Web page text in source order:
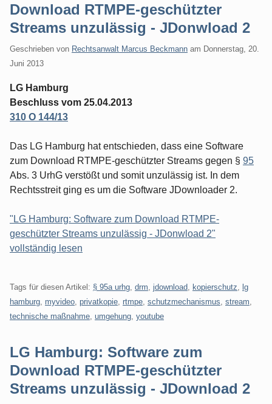
Download RTMPE-geschützter
Streams unzulässig - JDonwload 2
Geschrieben von Rechtsanwalt Marcus Beckmann am Donnerstag, 20.
Juni 2013
LG Hamburg
Beschluss vom 25.04.2013
310 O 144/13
Das LG Hamburg hat entschieden, dass eine Software
zum Download RTMPE-geschützter Streams gegen § 95
Abs. 3 UrhG verstößt und somit unzulässig ist. In dem
Rechtsstreit ging es um die Software JDownloader 2.
"LG Hamburg: Software zum Download RTMPE-
geschützter Streams unzulässig - JDonwload 2"
vollständig lesen
Tags für diesen Artikel: § 95a urhg drm jdownload kopierschutz
lg
hamburg myvideo privatkopie rtmpe schutzmechanismus stream
technische maßnahme umgehung youtube
LG Hamburg: Software zum
Download RTMPE-geschützter
Streams unzulässig - JDownload 2